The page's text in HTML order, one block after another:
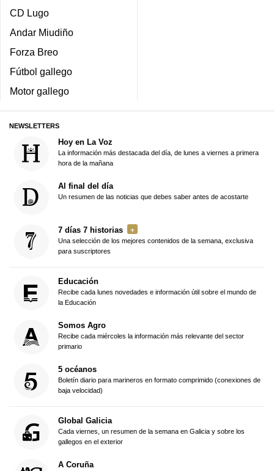
CD Lugo
Andar Miudiño
Forza Breo
Fútbol gallego
Motor gallego
NEWSLETTERS
Hoy en La Voz
La información más destacada del día, de lunes a viernes a primera
hora de la mañana
Al final del día
Un resumen de las noticias que debes saber antes de acostarte
7 días 7 historias
Una selección de los mejores contenidos de la semana, exclusiva
para suscriptores
Educación
Recibe cada lunes novedades e información útil sobre el mundo de
la Educación
Somos Agro
Recibe cada miércoles la información más relevante del sector
primario
5 océanos
Boletín diario para marineros en formato comprimido (conexiones de
baja velocidad)
Global Galicia
Cada viernes, un resumen de la semana en Galicia y sobre los
gallegos en el exterior
A Coruña